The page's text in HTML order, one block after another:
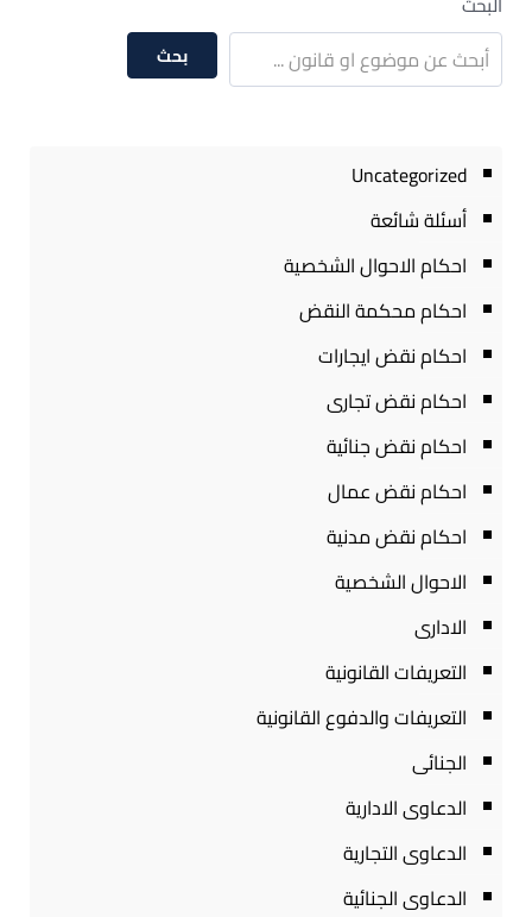
بحث
Uncategorized
أسئلة شائعة
احكام الاحوال الشخصية
احكام محكمة النقض
احكام نقض ايجارات
احكام نقض تجارى
احكام نقض جنائية
احكام نقض عمال
احكام نقض مدنية
الاحوال الشخصية
الادارى
التعريفات القانونية
التعريفات والدفوع القانونية
الجنائى
الدعاوى الادارية
الدعاوى التجارية
الدعاوى الجنائية